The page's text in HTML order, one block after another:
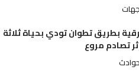
بطريق تطوان تودي بحياة ثلاثة
تصادم مروع